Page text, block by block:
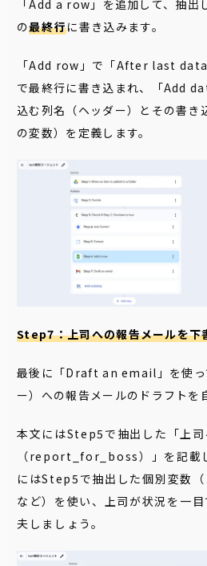
「Add a row」を追加して、抽出
の最終行に書き込みます。
「Add row」で「After last
で最終行に書き込まれ、「Add
込む列名（ヘッダー）とその書
の変数）を定義します。
Step7：上司への報告メールを下
最後に「Draft an email」を使っ
ー）への報告メールのドラフトを
本文にはStep5で抽出し た「上
（report_for_boss）」を記載
に はStep5で抽出した個別変数
など）を使い、 上司が状況を 一
夫 し ましょう。